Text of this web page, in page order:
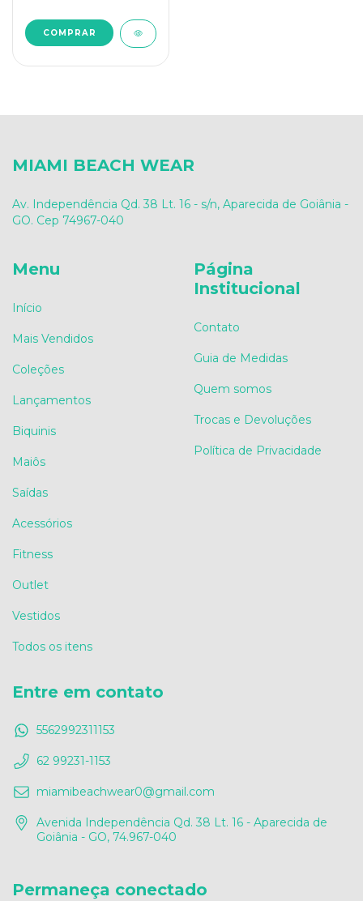
COMPRAR
MIAMI BEACH WEAR
Av. Independência Qd. 38 Lt. 16 - s/n, Aparecida de Goiânia -
GO. Cep 74967-040
Menu
Início
Mais Vendidos
Coleções
Lançamentos
Biquinis
Maiôs
Saídas
Acessórios
Fitness
Outlet
Vestidos
Todos os itens
Página
Institucional
Contato
Guia de Medidas
Quem somos
Trocas e Devoluções
Política de Privacidade
Entre em contato
5562992311153
62 99231-1153
miamibeachwear0@gmail.com
Avenida Independência Qd. 38 Lt. 16 - Aparecida de
Goiânia - GO, 74.967-040
Permaneça conectado